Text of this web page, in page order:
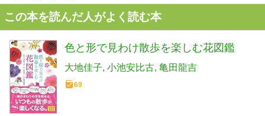
この本を読んだ人がよく読む本
色と形で見わけ散歩を楽しむ花図鑑
大地佳子 小池安比古 亀田龍吉
69